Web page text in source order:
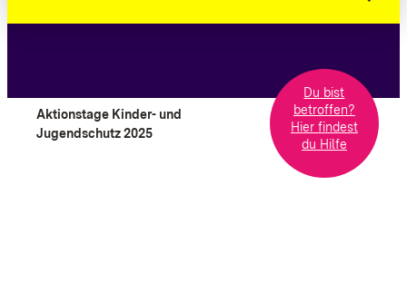
Aktionstage Kinder- und
Jugendschutz 2025
Du bist
betroffen?
Hier findest
du Hilfe